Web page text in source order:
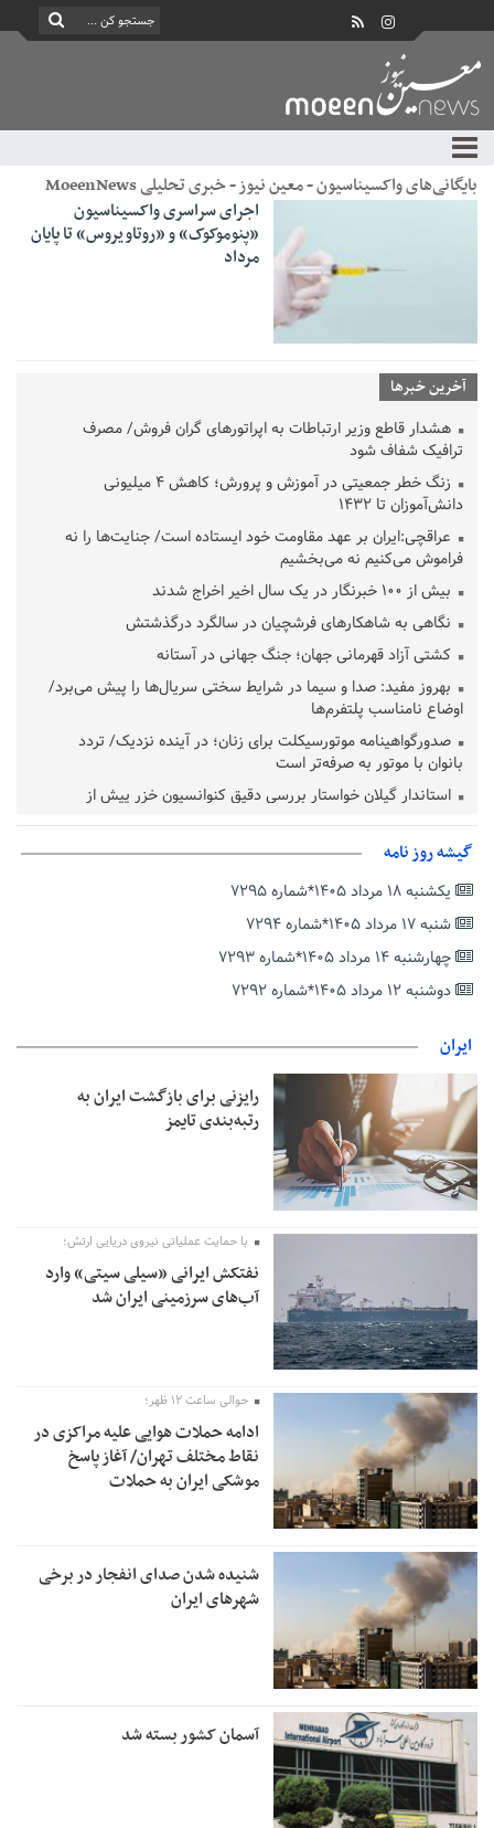
بایگانی‌های واکسیناسیون - معین نیوز - خبری تحلیلی MoeenNews
اجرای سراسری واکسیناسیون
«پنوموکوک» و «روتاویروس» تا پایان
مرداد
آخرین خبرها
هشدار قاطع وزیر ارتباطات به اپراتورهای گران فروش/ مصرف
ترافیک شفاف شود
زنگ خطر جمعیتی در آموزش و پرورش؛ کاهش ۴ میلیونی
دانش‌آموزان تا ۱۴۳۲
عراقچی:ایران بر عهد مقاومت خود ایستاده است/ جنایت‌ها را نه
فراموش می‌کنیم نه می‌بخشیم
بیش از ۱۰۰ خبرنگار در یک سال اخیر اخراج شدند
نگاهی به شاهکارهای فرشچیان در سالگرد درگذشتش
کشتی آزاد قهرمانی جهان؛ جنگ جهانی در آستانه
بهروز مفید: صدا و سیما در شرایط سختی سریال‌ها را پیش می‌برد/
اوضاع نامناسب پلتفرم‌ها
صدورگواهینامه موتورسیکلت برای زنان؛ در آینده نزدیک/ تردد
بانوان با موتور به‌ صرفه‌تر است
استاندار گیلان خواستار بررسی دقیق کنوانسیون خزر پیش از
پزشکیان‌: بهترین زمان برای دستیابی به توافق شرایط کنونی است/از
عارف: جنگ اصلی امروز، جنگ روایت‌ها بر سر امید و هویت ملی
است
هشدار معاون وظیفه عمومی گیلان به سربازان فراری؛ اعطای
معافیت شایعه است
ندارد
پس از استعفا
گیشه روز نامه
یکشنبه ۱۸ مرداد ۱۴۰۵*شماره ۷۲۹۵
شنبه ۱۷ مرداد ۱۴۰۵*شماره ۷۲۹۴
چهارشنبه ۱۴ مرداد ۱۴۰۵*شماره ۷۲۹۳
دوشنبه ۱۲ مرداد ۱۴۰۵*شماره ۷۲۹۲
ایران
رایزنی برای بازگشت ایران به
رتبه‌بندی تایمز
با حمایت عملیاتی نیروی دریایی ارتش؛
نفتکش ایرانی «سیلی سیتی» وارد
آب‌های سرزمینی ایران شد
حوالی ساعت ۱۲ ظهر؛
ادامه حملات هوایی علیه مراکزی در
نقاط مختلف تهران/ آغاز پاسخ
موشکی ایران به حملات
شنیده شدن صدای انفجار در برخی
شهرهای ایران
آسمان کشور بسته شد